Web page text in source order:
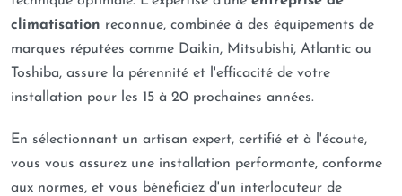
climatisation reconnue, combinée à des équipements de
marques réputées comme Daikin, Mitsubishi, Atlantic ou
Toshiba, assure la pérennité et l'efficacité de votre
installation pour les 15 à 20 prochaines années.
En sélectionnant un artisan expert, certifié et à l'écoute,
vous vous assurez une installation performante, conforme
aux normes, et vous bénéficiez d'un interlocuteur de